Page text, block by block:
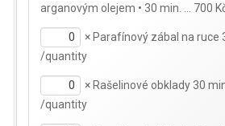
arganovým olejem • 30 min. … 700
× Parafínový zábal na ruce
/quantity
× Rašelinové obklady 30
/quantity